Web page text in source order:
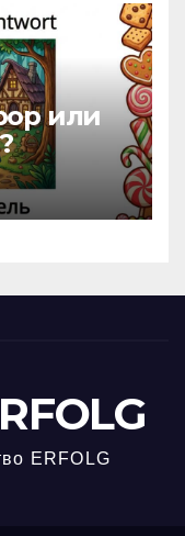
или
ERFOLG